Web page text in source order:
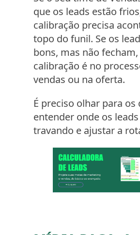
que os leads estão
calibração precisa
topo do funil. Se os
bons, mas não fecham,
calibração é no
vendas ou na oferta.
É preciso olhar para os
entender onde os
travando e ajustar a